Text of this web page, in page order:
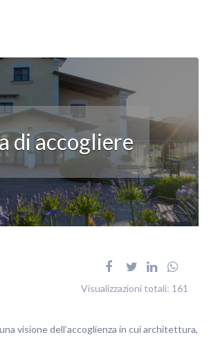
di accogliere
Visualizzazioni totali: 161
visione dell’accoglienza in cui architettura,